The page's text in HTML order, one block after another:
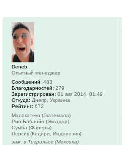
Deneb
Опытный менеджер
Сообщений: 483
Благодарностей: 279
Зарегистрирован: 01 авг 2014, 01:49
Откуда: Днепр, Украина
Рейтинг: 672
Малакатеко (Гватемала)
Рио Бабаойо (Эквадор)
Сумба (Фареры)
Персик (Кедири, Индонезия)
зам. в Тигрильос (Мексика)